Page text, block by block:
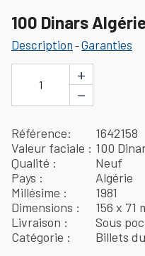
100 Dinars
Description -Garanties
1
+
−
Référence
1642158
Valeur faciale
100
Qualité
Neuf
Pays
Algérie
Millésime
1981
Dimensions
156 x 71
Livraison
Sous
Catégorie
Billets